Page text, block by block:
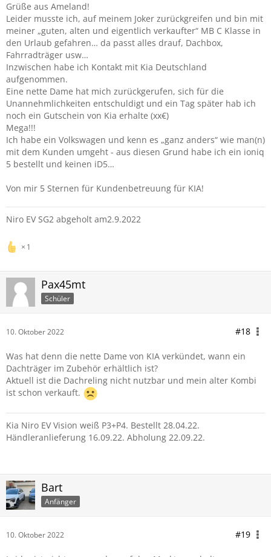
Grüße aus Ameland!
Leider musste ich, auf meinem Joker zurückgreifen und bin mit
meiner „guten, alten und eigentlich verkaufter“ MB C Klasse in
den Urlaub gefahren… da passt alles drauf, Dachbox,
Fahrradträger usw…
Inzwischen habe ich Kontakt mit Kia Deutschland
aufgenommen.
Eine nette Dame hat mich zurückgerufen, sich für die
Unannehmlichkeiten entschuldigt und ein Tag später hab ich
noch ein Gutschein von Kia erhalte (xx€)
Mega!!!
Ich habe ein Volkswagen und kenn es „ganz anders“ wie man(n)
mit dem Kunden umgeht - aus diesen Grund habe ich ein ioniq
5 bestellt und keinen iD5…
Von mir 5 Sternen für Kundenbetreuung für KIA!
Niro EV SG2 abgeholt am2.9.2022
1
Pax45mt
Schüler
10. Oktober 2022 #18
Was hat denn die nette Dame von KIA verkündet, wann ein
Dachträger im Zubehör erhältlich ist?
Aktuell ist die Dachreling nicht nutzbar und mein alter Kombi
ist schon verkauft.
Kia Niro EV Vision weiß P3+P4. Bestellt 28.04.22.
Händleranlieferung 16.09.22. Abholung 22.09.22.
Bart
Anfänger
10. Oktober 2022 #19